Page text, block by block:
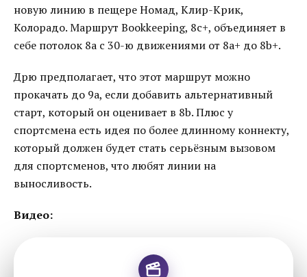
новую линию в пещере Номад, Клир-Крик,
Колорадо. Маршрут Bookkeeping, 8c+, объединяет в
себе потолок 8a с 30-ю движениями от 8a+ до 8b+.
Дрю предполагает, что этот маршрут можно
прокачать до 9a, если добавить альтернативный
старт, который он оценивает в 8b. Плюс у
спортсмена есть идея по более длинному коннекту,
который должен будет стать серьёзным вызовом
для спортсменов, что любят линии на
выносливость.
Видео: